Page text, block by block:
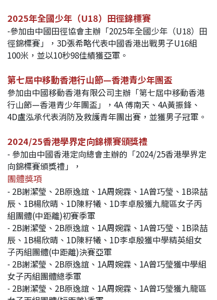
2025年全國少年（U18）田徑錦標賽
-參加由中國田徑協會主辦「2025年全國少年（U18）田
徑錦標賽」，3D張希略代表中國香港出戰男子U16組
100米，並以10秒98佳績獲亞軍。
第七屆中移動香港行山節—香港青少年團盃
參加由中國移動香港有限公司主辦「第七屆中移動香港
行山節—香港青少年團盃」，4A 傅南天、4A黃振鋒、
4D盧泓承代表消防及救護青年團出賽，並獲男子冠軍。
2024/25香港學界定向錦標賽頒獎禮
- 參加由中國香港定向總會主辦的「2024/25香港學界定
向錦標賽頒獎禮」，
團體獎項
- 2B謝潔瑩、2B原逸誼、1A周婉霖、1A曾巧瑩、1B梁喆
辰、1B楊欣晴、1D陳籽犧、1D李卓殷獲九龍區女子丙
組團體(中距離)初賽季軍
- 2B謝潔瑩、2B原逸誼、1A周婉霖、1A曾巧瑩、1B梁喆
辰、1B楊欣晴、1D陳籽犧、1D李卓殷獲中學精英組女
子丙組團體(中距離)決賽亞軍
- 2B謝潔瑩、2B原逸誼、1A周婉霖、1A曾巧瑩獲中學組
女子丙組團體總季軍
- 2B謝潔瑩、2B原逸誼、1A周婉霖、1A曾巧瑩獲九龍區